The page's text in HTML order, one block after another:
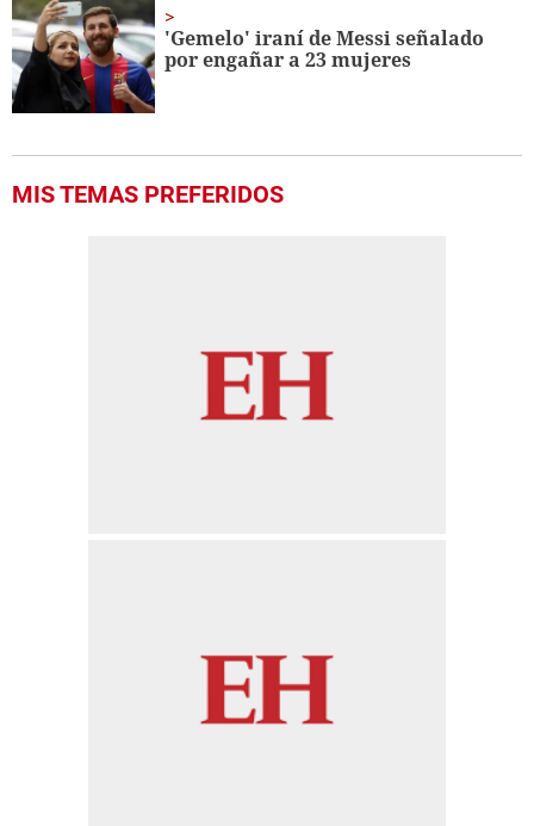
'Gemelo' iraní de Messi señalado
por engañar a 23 mujeres
MIS TEMAS PREFERIDOS